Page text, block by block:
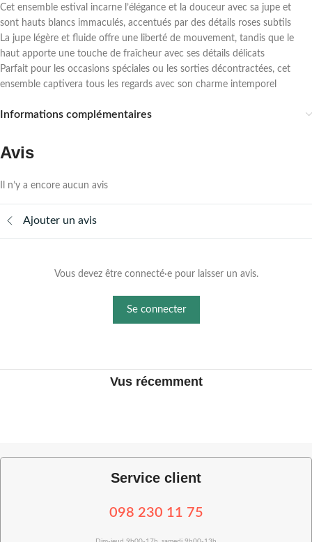
Cet ensemble estival incarne l’élégance et la douceur avec sa jupe et
sont hauts blancs immaculés, accentués par des détails roses subtils
La jupe légère et fluide offre une liberté de mouvement, tandis que le
haut apporte une touche de fraîcheur avec ses détails délicats
Parfait pour les occasions spéciales ou les sorties décontractées, cet
ensemble captivera tous les regards avec son charme intemporel
Informations complémentaires
Avis
Il n’y a encore aucun avis
Ajouter un avis
Vous devez être connecté·e pour laisser un avis.
Se connecter
Vus récemment
Service client
098 230 11 75